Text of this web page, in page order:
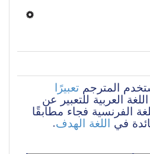
المترجم
العربية للتعبير عن
في اللغة الهدف.